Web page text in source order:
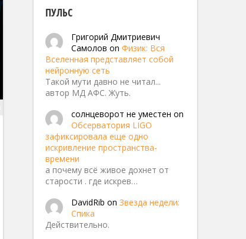
ПУЛЬС
Григорий Дмитриевич
Самолов on Физик: Вся
Вселенная представляет собой
нейронную сеть
Такой мути давно не читал...
автор МД АФС. Жуть.
солнцеворот не уместен on
Обсерватория LIGO
зафиксировала еще одно
искривление пространства-
времени
а почему всё живое дохнет от
старости . где искрев…
DavidRib on Звезда недели:
Спика
Действительно.